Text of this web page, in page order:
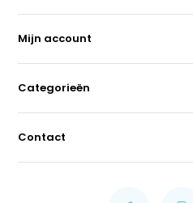
Mijn account
Categorieën
Contact